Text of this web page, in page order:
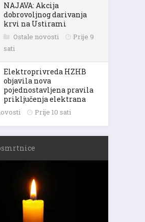
NAJAVA: Akcija
dobrovoljnog darivanja
krvi na Ustirami
Ostale novosti
Prije 9
sati
Elektroprivreda HZHB
objavila nova
pojednostavljena pravila
priključenja elektrana
Prije 10 sati